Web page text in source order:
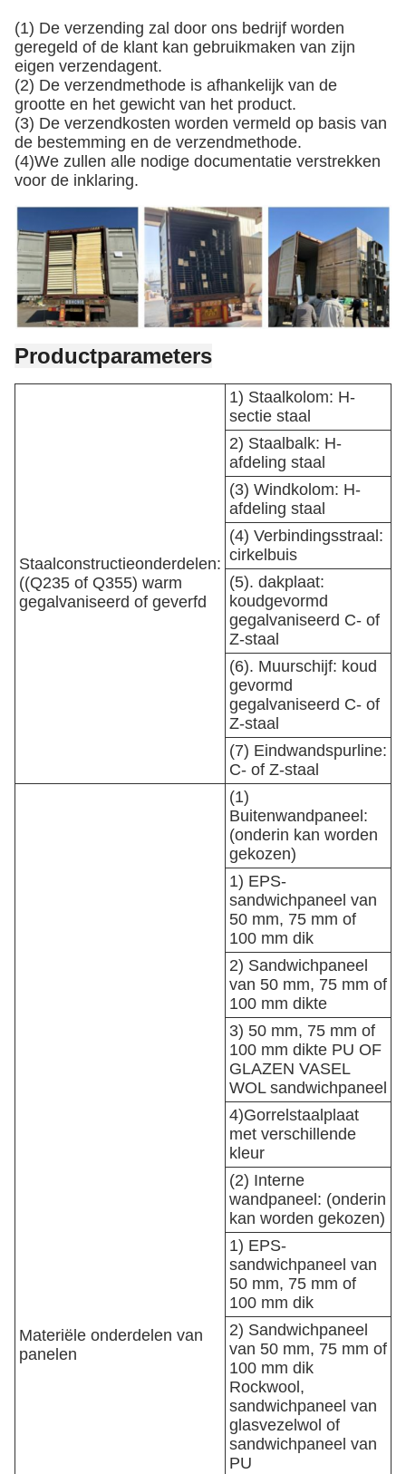
(1) De verzending zal door ons bedrijf worden
geregeld of de klant kan gebruikmaken van zijn
eigen verzendagent.
(2) De verzendmethode is afhankelijk van de
grootte en het gewicht van het product.
(3) De verzendkosten worden vermeld op basis van
de bestemming en de verzendmethode.
(4)We zullen alle nodige documentatie verstrekken
voor de inklaring.
Productparameters
Staalconstructieonderdelen:
((Q235 of Q355) warm
gegalvaniseerd of geverfd
1) Staalkolom: H-
sectie staal
2) Staalbalk: H-
afdeling staal
(3) Windkolom: H-
afdeling staal
(4) Verbindingsstraal:
cirkelbuis
(5). dakplaat:
koudgevormd
gegalvaniseerd C- of
Z-staal
(6). Muurschijf: koud
gevormd
gegalvaniseerd C- of
Z-staal
(7) Eindwandspurline:
C- of Z-staal
Materiële onderdelen van
panelen
(1)
Buitenwandpaneel:
(onderin kan worden
gekozen)
1) EPS-
sandwichpaneel van
50 mm, 75 mm of
100 mm dik
2) Sandwichpaneel
van 50 mm, 75 mm of
100 mm dikte
3) 50 mm, 75 mm of
100 mm dikte PU OF
GLAZEN VASEL
WOL sandwichpaneel
4)Gorrelstaalplaat
met verschillende
kleur
(2) Interne
wandpaneel: (onderin
kan worden gekozen)
1) EPS-
sandwichpaneel van
50 mm, 75 mm of
100 mm dik
2) Sandwichpaneel
van 50 mm, 75 mm of
100 mm dik
Rockwool,
sandwichpaneel van
glasvezelwol of
sandwichpaneel van
PU